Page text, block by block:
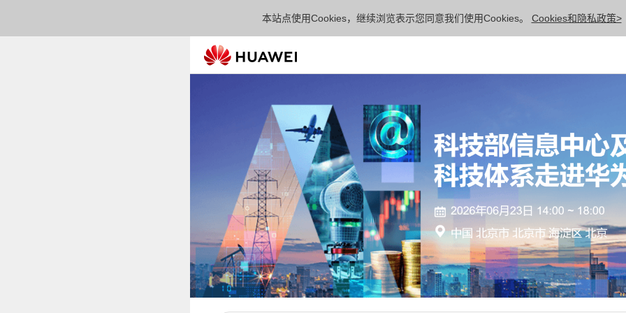
本站点使用Cookies，继续浏览表示您同意我们使用Cookies。 Cookies和隐私政策>